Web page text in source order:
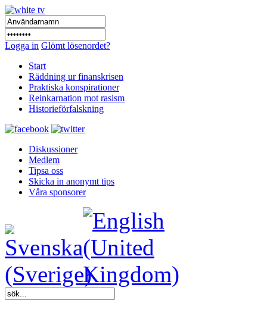
Logga in Glömt lösenordet?
Start
Räddning ur finanskrisen
Praktiska konspirationer
Reinkarnation mot rasism
Historieförfalskning
Diskussioner
Medlem
Tipsa oss
Skicka in anonymt tips
Våra sponsorer